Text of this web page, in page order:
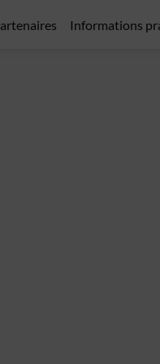
Informations